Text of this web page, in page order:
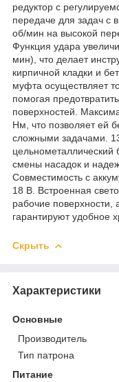
редуктор с
передаче для задач с
об/мин на высокой
Функция удара
мин), что делает
кирпичной кладки и
муфта осуществляет
помогая
поверхностей.
Нм, что позволяет ей
сложными задачами.
смены насадок и
Совместимость с
18 В. Встроенная
рабочие поверхности,
гарантируют удобное
Скрыть
Характеристики
Основные
Производитель
Тип патрона
Питание